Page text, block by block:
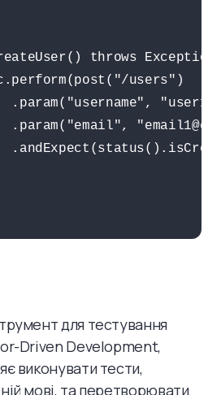
throws Exception
users")
.param("username",
.param("email",
для тестування
Driven Development,
виконувати тести,
мові, та перетворювати